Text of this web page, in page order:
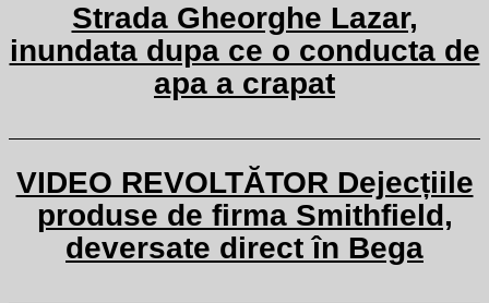
Strada Gheorghe Lazar,
inundata dupa ce o conducta de
apa a crapat
VIDEO REVOLTĂTOR Dejecțiile
produse de firma Smithfield,
deversate direct în Bega